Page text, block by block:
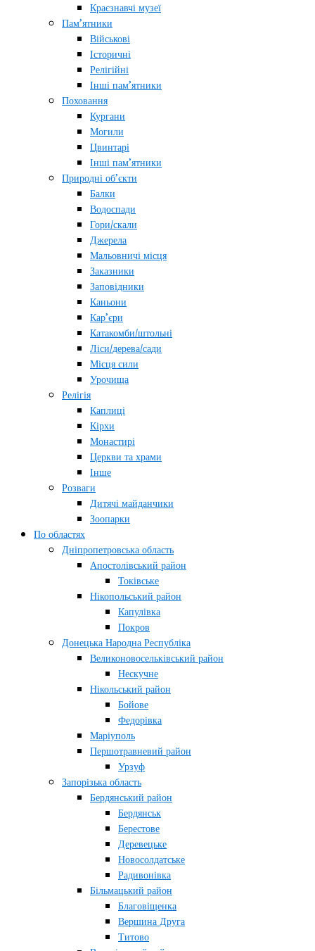
Краєзнавчі музеї
Пам’ятники
Військові
Історичні
Релігійні
Інші пам’ятники
Поховання
Кургани
Могили
Цвинтарі
Інші пам’ятники
Природні об’єкти
Балки
Водоспади
Гори/скали
Джерела
Мальовничі місця
Заказники
Заповідники
Каньони
Кар’єри
Катакомби/штольні
Ліси/дерева/сади
Місця сили
Урочища
Релігія
Каплиці
Кірхи
Монастирі
Церкви та храми
Інше
Розваги
Дитячі майданчики
Зоопарки
По областях
Дніпропетровська область
Апостолівський район
Токівське
Нікопольський район
Капулівка
Покров
Донецька Народна Республіка
Великоновосельківський район
Нескучне
Нікольський район
Бойове
Федорівка
Маріуполь
Першотравневий район
Урзуф
Запорізька область
Бердянський район
Бердянськ
Берестове
Деревецьке
Новосолдатське
Радивонівка
Більмацький район
Благовіщенка
Вершина Друга
Титово